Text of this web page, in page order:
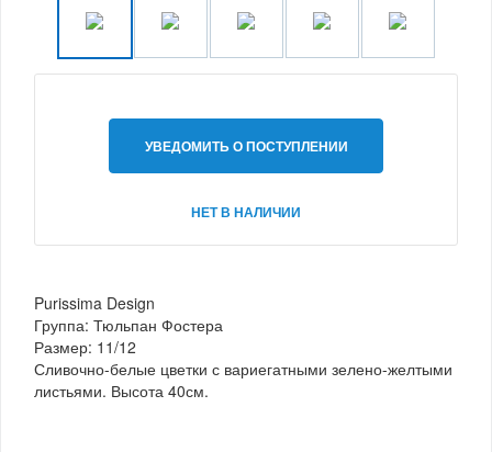
УВЕДОМИТЬ О ПОСТУПЛЕНИИ
НЕТ В НАЛИЧИИ
Purissima Design
Группа: Тюльпан Фостера
Размер: 11/12
Сливочно-белые цветки с вариегатными зелено-желтыми
листьями. Высота 40см.